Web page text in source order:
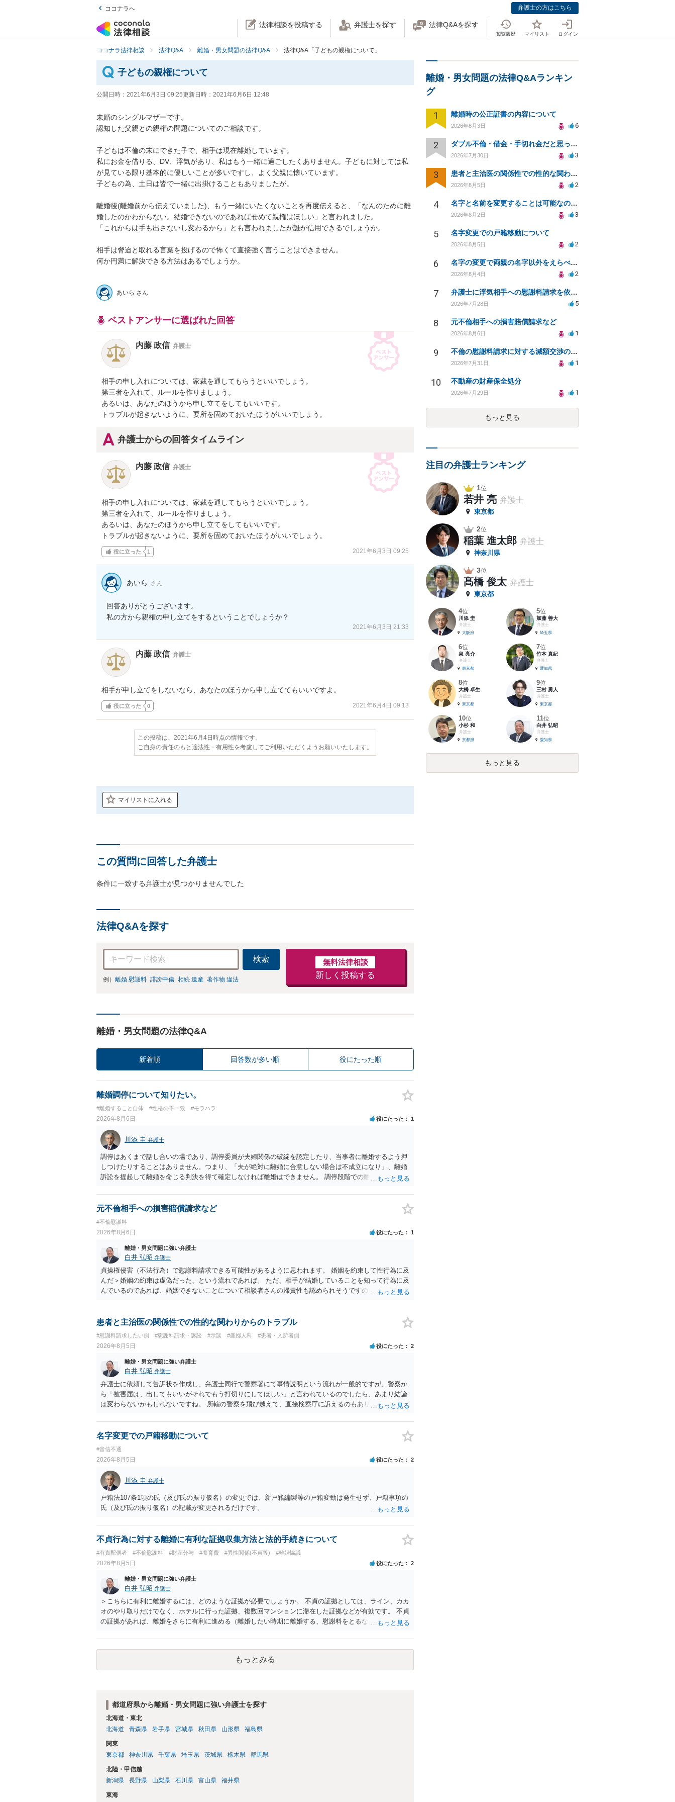
ココナラへ 弁護士の方はこちら
法律相談を投稿する 弁護士を探す 法律Q&Aを探す
閲覧履歴 マイリスト ログイン
ココナラ法律相談 法律Q&A 離婚・男女問題の法律Q&A 法律Q&A「子どもの親権について」
子どもの親権について
公開日時： 2021年6月3日 09:25更新日時： 2021年6月6日 12:48
未婚のシングルマザーです。
認知した父親との親権の問題についてのご相談です。
子どもは不倫の末にできた子で、相手は現在離婚しています。
私にお金を借りる、DV、浮気があり、私はもう一緒に過ごしたくありません。子どもに対しては私
が見ている限り基本的に優しいことが多いですし、よく父親に懐いています。
子どもの為、土日は皆で一緒に出掛けることもありましたが。
離婚後(離婚前から伝えていました)、もう一緒にいたくないことを再度伝えると、「なんのために離
婚したのかわからない。結婚できないのであればせめて親権はほしい」と言われました。
「これからは手も出さないし変わるから」とも言われましたが誰が信用できるでしょうか。
相手は脅迫と取れる言葉を投げるので怖くて直接強く言うことはできません。
何か円満に解決できる方法はあるでしょうか。
あいら さん
ベストアンサーに選ばれた回答
内藤 政信 弁護士
相手の申し入れについては、家裁を通してもらうといいでしょう。
第三者を入れて、ルールを作りましょう。
あるいは、あなたのほうから申し立てをしてもいいです。
トラブルが起きないように、要所を固めておいたほうがいいでしょう。
弁護士からの回答タイムライン
内藤 政信 弁護士
相手の申し入れについては、家裁を通してもらうといいでしょう。
第三者を入れて、ルールを作りましょう。
あるいは、あなたのほうから申し立てをしてもいいです。
トラブルが起きないように、要所を固めておいたほうがいいでしょう。
役に立った 1 2021年6月3日 09:25
あいら さん
回答ありがとうございます。
私の方から親権の申し立てをするということでしょうか？
2021年6月3日 21:33
内藤 政信 弁護士
相手が申し立てをしないなら、あなたのほうから申し立ててもいいですよ。
役に立った 0 2021年6月4日 09:13
この投稿は、2021年6月4日時点の情報です。
ご自身の責任のもと適法性・有用性を考慮してご利用いただくようお願いいたします。
マイリストに入れる
この質問に回答した弁護士
条件に一致する弁護士が見つかりませんでした
法律Q&Aを探す
検索
例） 離婚 慰謝料 誹謗中傷 相続 遺産 著作物 違法
無料法律相談
新しく投稿する
離婚・男女問題の法律Q&A
新着順 回答数が多い順 役にたった順
離婚調停について知りたい。
#離婚すること自体 #性格の不一致 #モラハラ
2026年8月6日 役にたった 1
川添 圭 弁護士
調停はあくまで話し合いの場であり、調停委員が夫婦関係の破綻を認定したり、当事者に離婚するよう押
しつけたりすることはありません。つまり、「夫が絶対に離婚に合意しない場合は不成立になり」、離婚
訴訟を提起して離婚を命じる判決を得て確定しなければ離婚はできません。 調停段階での離婚成立を希望
ば、夫から「この条件なら離婚してもよい」として提示された条件を全部丸呑みする、という方法しかな
いかもしれません）。ただ、離婚訴訟をしたくないという考えを見透かされてしまうと、逆に足下を見ら
淡々と調停不成立にして離婚訴訟で離婚原因を主張し、判決へ持っていく方が近道であることも少なくあ
りません。見通し等を含め、弁護士へ相談・依頼した方がよいと思います。
元不倫相手への損害賠償請求など
#不倫慰謝料
2026年8月6日 役にたった 1
離婚・男女問題に強い弁護士
白井 弘昭 弁護士
貞操権侵害（不法行為）で慰謝料請求できる可能性があるように思われます。 婚姻を約束して性行為に及
んだ＞婚姻の約束は虚偽だった、という流れであれば。 ただ、相手が結婚していることを知って行為に及
んでいるのであれば、婚姻できないことについて相談者さんの帰責性も認められそうですので、あまり慰
患者と主治医の関係性での性的な関わりからのトラブル
#慰謝料請求したい側 #慰謝料請求・訴訟 #示談 #産婦人科 #患者・入所者側
2026年8月5日 役にたった 2
離婚・男女問題に強い弁護士
白井 弘昭 弁護士
弁護士に依頼して告訴状を作成し、弁護士同行で警察署にて事情説明という流れが一般的ですが、警察か
ら「被害届は、出してもいいがそれでもう打切りにしてほしい」と言われているのでしたら、あまり結論
は変わらないかもしれないですね。 所轄の警察を飛び越えて、直接検察庁に訴えるのもありかもしれない
す。 一度、最寄りの「刑事に強い」とうたっている弁護士に相談してみてはいかがでしょうか。 以上、
ご参考まで。
名字変更での戸籍移動について
#音信不通
2026年8月5日 役にたった 2
川添 圭 弁護士
戸籍法107条1項の氏（及び氏の振り仮名）の変更では、新戸籍編製等の戸籍変動は発生せず、戸籍事項の
氏（及び氏の振り仮名）の記載が変更されるだけです。
不貞行為に対する離婚に有利な証拠収集方法と法的手続きについて
#有責配偶者 #不倫慰謝料 #財産分与 #養育費 #異性関係(不貞等) #離婚協議
2026年8月5日 役にたった 2
離婚・男女問題に強い弁護士
白井 弘昭 弁護士
＞こちらに有利に離婚するには、どのような証拠が必要でしょうか。 不貞の証拠としては、ライン、カカ
オのやり取りだけでなく、ホテルに行った証拠、複数回マンションに滞在した証拠などが有効です。 不貞
の証拠があれば、離婚をさらに有利に進める（離婚したい時期に離婚する、慰謝料をとるなど）ことがで
がありますので、ご注意ください。 以上、ご参考まで。
もっとみる
都道府県から離婚・男女問題に強い弁護士を探す
北海道・東北
北海道
青森県 岩手県 宮城県 秋田県 山形県 福島県
関東
東京都
神奈川県 千葉県 埼玉県 茨城県 栃木県 群馬県
北陸・甲信越
新潟県
長野県 山梨県 石川県 富山県 福井県
東海
離婚・男女問題の法律Q&Aランキン
グ
1 離婚時の公正証書の内容について
2026年8月3日 6
2 ダブル不倫・借金・手切れ金だと思っていたお金を1年後いまさら脅迫罪として通知書が来てまとめて請求
2026年7月30日 3
3 患者と主治医の関係性での性的な関わりからのトラブル
2026年8月5日 2
4 名字と名前を変更することは可能なのか？
2026年8月2日 3
5 名字変更での戸籍移動について
2026年8月5日 2
6 名字の変更で両親の名字以外をえらべるのか？
2026年8月4日 2
7 弁護士に浮気相手への慰謝料請求を依頼する費用相場は？
2026年7月28日 5
8 元不倫相手への損害賠償請求など
2026年8月6日 1
9 不倫の慰謝料請求に対する減額交渉の可能性と対策
2026年7月31日 1
10 不動産の財産保全処分
2026年7月29日 1
もっと見る
注目の弁護士ランキング
1位
若井 亮 弁護士
東京都
2位
稲葉 進太郎 弁護士
神奈川県
3位
髙橋 俊太 弁護士
東京都
4位
川添 圭
弁護士
大阪府
5位
加藤 善大
弁護士
埼玉県
6位
泉 亮介
弁護士
東京都
7位
竹本 真紀
弁護士
愛知県
8位
大橋 卓生
弁護士
東京都
9位
三村 勇人
弁護士
東京都
10位
小杉 和
弁護士
京都府
11位
白井 弘昭
弁護士
愛知県
もっと見る